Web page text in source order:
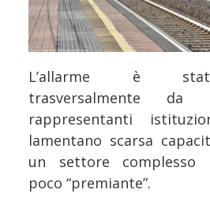
L’allarme è
trasversalmente da
rappresentanti
lamentano scarsa
un settore complesso
poco “premiante”.